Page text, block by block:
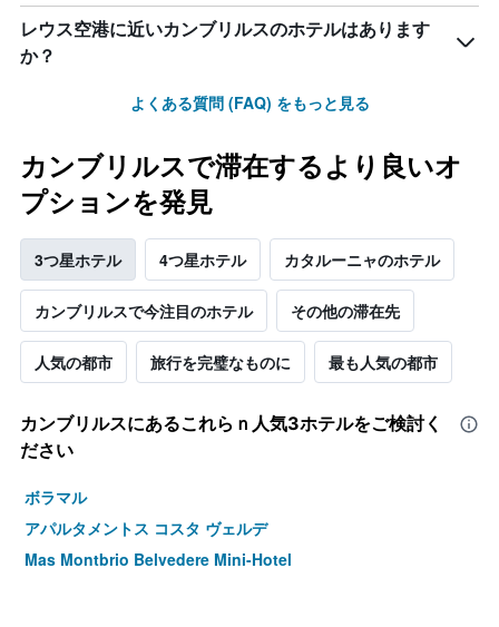
レウス空港​に近いカンブリルス​のホテルはあります
か？
よくある質問 (FAQ) をもっと見る
カンブリルスで滞在するより良いオ
プションを発見
3つ星ホテル 4つ星ホテル カタルーニャのホテル
カンブリルスで今注目のホテル その他の滞在先
人気の都市 旅行を完璧なものに 最も人気の都市
カンブリルス​にあるこれらｎ人気3ホテルをご検討く
ださい
ボラマル
アパルタメントス コスタ ヴェルデ
Mas Montbrio Belvedere Mini-Hotel